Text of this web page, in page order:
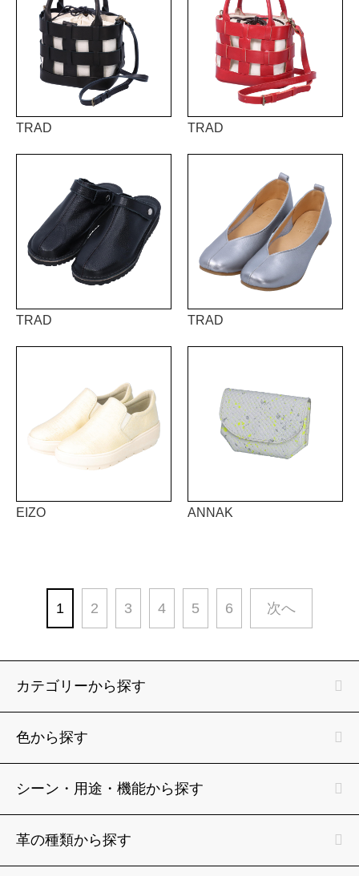
TRAD TRAD
TRAD TRAD
EIZO ANNAK
1 2 3 4 5 6 次へ
カテゴリーから探す
色から探す
シーン・用途・機能から探す
革の種類から探す